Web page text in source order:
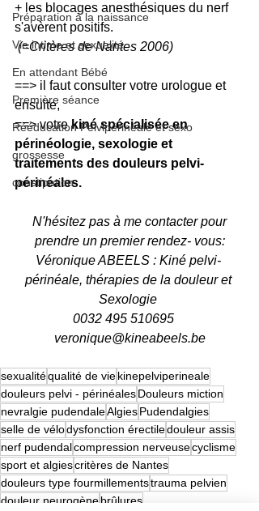
Préparation à la naissance
Vie intime et sexualité
En attendant Bébé
Première séance
Rééducation Pelvipérinéale et sexo
grossesse
constipation
+ les blocages anesthésiques du nerf
s'avèrent positifs.
(=Critères de Nantes 2006)
==> il faut consulter votre urologue et
ensuite,
==> votre kiné spécialisée en
périnéologie, sexologie et
traitements des douleurs pelvi-
périnéales.
prendre un premier rendez- vous:
Véronique ABEELS : Kiné pelvi-
périnéale, thérapies de la douleur et
Sexologie
0032 495 510695
veronique@kineabeels.be
sexualitéqualité de viekinepelviperineale
douleurs pelvi - périnéalesDouleurs miction
nevralgie pudendaleAlgiesPudendalgies
selle de vélodysfonction érectiledouleur assis
nerf pudendalcompression nerveusecyclisme
sport et algiescritères de Nantes
douleurs type fourmillementstrauma pelvien
douleur neurogènebrûlures